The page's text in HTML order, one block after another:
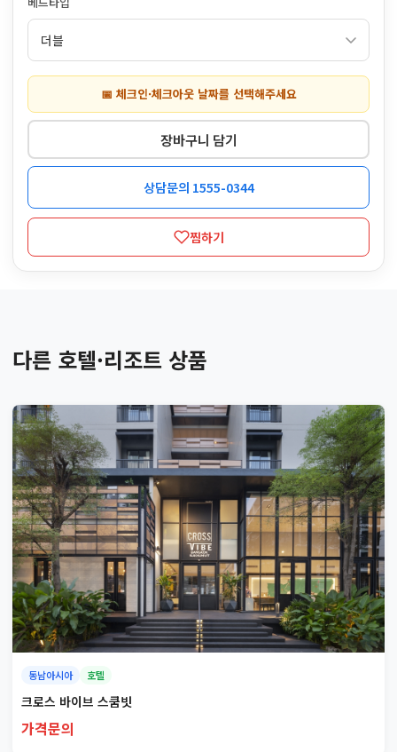
📅 체크인·체크아웃 날짜를 선택해주세요
장바구니 담기
상담문의 1555-0344
찜하기
다른 호텔·리조트 상품
동남아시아 호텔
크로스 바이브 스쿰빗
가격문의